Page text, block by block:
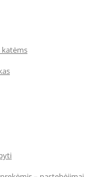
katėms